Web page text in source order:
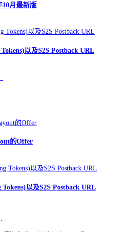
10月最新版
以及S2S Postback URL
的Offer
以及S2S Postback URL